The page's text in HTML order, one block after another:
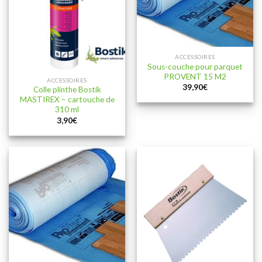
ACCESSOIRES
Colle plinthe Bostik
MASTIREX – cartouche de
310 ml
3,90€
ACCESSOIRES
Sous-couche pour parquet
PROVENT 15 M2
39,90€